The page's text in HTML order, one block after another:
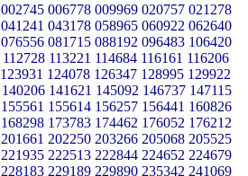
006778 009969 020757 021278
043178 058965 060922 062640
081715 088192 096483 106420
113221 114684 116161 116206
124078 126347 128995 129922
141621 145092 146737 147115
155614 156257 156441 160826
173783 174462 176052 176212
202250 203266 205068 205525
222513 222844 224652 224679
229189 229890 235342 241069